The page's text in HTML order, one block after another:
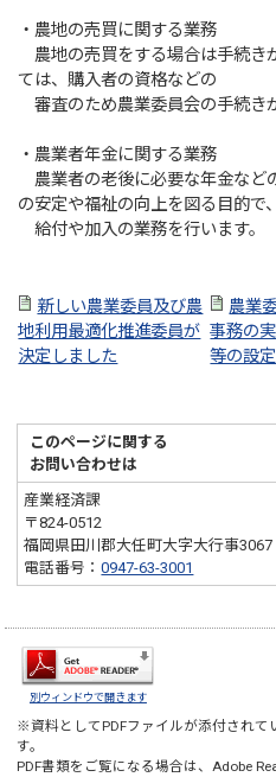
・農地の売買に関する業務
農地の売買をする場合は手続き
ては、購入者の資格などの
審査のため農業委員会の手続き
・農業者年金に関する業務
農業者の老後に必要な年金など
の安定や福祉の向上を図る目的で、
給付や加入の業務を行います。
新しい農業委員及び農
地利用最適化推進委員が
決定しました
農業
事務の
等の設
このページに関する
お問い合わせは
産業経済課
〒824-0512
福岡県田川郡大任町大字大行事3067
電話番号：0947-63-3001
別ウィンドウで開きます
※資料としてPDFファイルが添付されて
す。
PDF書類をご覧になる場合は、Adobe